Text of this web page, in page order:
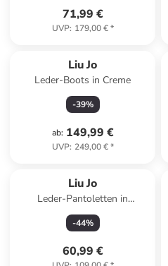
71,99 €
UVP: 179,00 €*
Liu Jo
Leder-Boots in Creme
-39%
ab: 149,99 €
UVP: 249,00 €*
Liu Jo
Leder-Pantoletten in
Hellbraun
-44%
60,99 €